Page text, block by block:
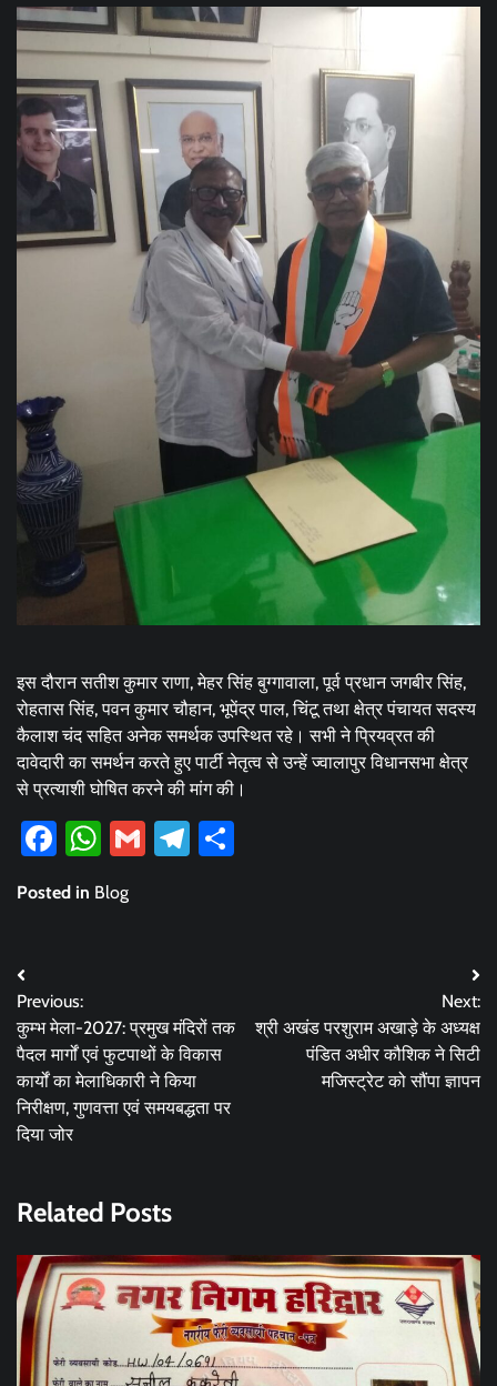
इस दौरान सतीश कुमार राणा, मेहर सिंह बुग्गावाला, पूर्व प्रधान जगबीर सिंह,
रोहतास सिंह, पवन कुमार चौहान, भूपेंद्र पाल, चिंटू तथा क्षेत्र पंचायत सदस्य
कैलाश चंद सहित अनेक समर्थक उपस्थित रहे। सभी ने प्रियव्रत की
दावेदारी का समर्थन करते हुए पार्टी नेतृत्व से उन्हें ज्वालापुर विधानसभा क्षेत्र
से प्रत्याशी घोषित करने की मांग की।
Facebook
WhatsApp
GmailTelegram
Posted in Blog
Post
navigation
Previous:
कुम्भ मेला-2027: प्रमुख मंदिरों तक
पैदल मार्गों एवं फुटपाथों के विकास
कार्यों का मेलाधिकारी ने किया
निरीक्षण, गुणवत्ता एवं समयबद्धता पर
दिया जोर
Next:
श्री अखंड परशुराम अखाड़े के अध्यक्ष
पंडित अधीर कौशिक ने सिटी
मजिस्ट्रेट को सौंपा ज्ञापन
Related Posts